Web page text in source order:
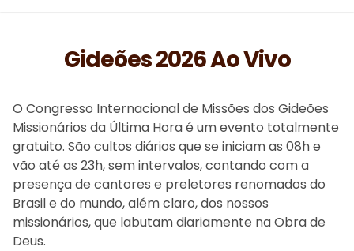
Gideões 2026 Ao Vivo
O Congresso Internacional de Missões dos Gideões
Missionários da Última Hora é um evento totalmente
gratuito. São cultos diários que se iniciam as 08h e
vão até as 23h, sem intervalos, contando com a
presença de cantores e preletores renomados do
Brasil e do mundo, além claro, dos nossos
missionários, que labutam diariamente na Obra de
Deus.